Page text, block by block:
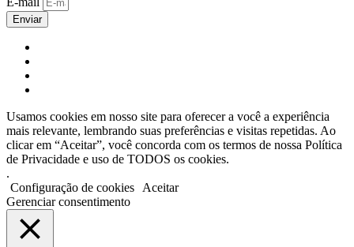
Enviar
Usamos cookies em nosso site para oferecer a você a experiência
mais relevante, lembrando suas preferências e visitas repetidas. Ao
clicar em “Aceitar”, você concorda com os termos de nossa Política
de Privacidade e uso de TODOS os cookies.
.
Configuração de cookies
Aceitar
Gerenciar consentimento